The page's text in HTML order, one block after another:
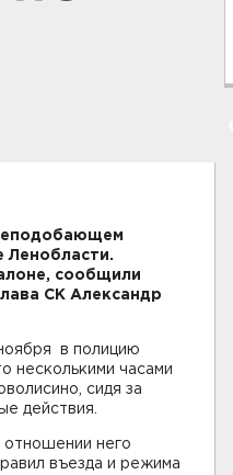
Ленобласти.
сообщили
СК Александр
в полицию
несколькими часами
сидя за
действия.
отношении него
въезда и режима